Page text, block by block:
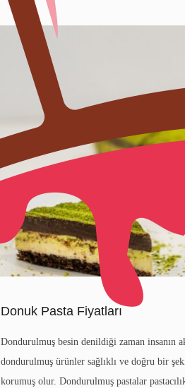
Donuk Pasta Fiyatları
Dondurulmuş besin denildiği zaman insanın
dondurulmuş ürünler sağlıklı ve doğru bir
korumuş olur. Dondurulmuş pastalar